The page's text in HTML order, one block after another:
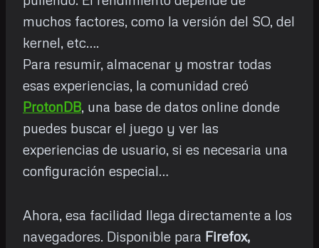
muchos factores, como la versión del SO, del
kernel, etc….
Para resumir, almacenar y mostrar todas
esas experiencias, la comunidad creó
ProtonDB, una base de datos online donde
puedes buscar el juego y ver las
experiencias de usuario, si es necesaria una
configuración especial…
Ahora, esa facilidad llega directamente a los
navegadores. Disponible para Firefox,